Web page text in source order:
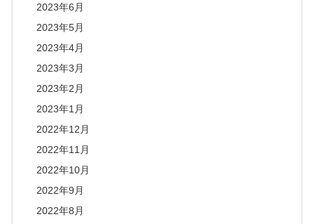
2023年6月
2023年5月
2023年4月
2023年3月
2023年2月
2023年1月
2022年12月
2022年11月
2022年10月
2022年9月
2022年8月